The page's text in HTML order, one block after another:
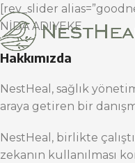
[rev_slider
NİDA ADIYEKE
Hakkımızda
NestHeal, sağlık
araya getiren bir
NestHeal, birlikte
zekanın kullanılması